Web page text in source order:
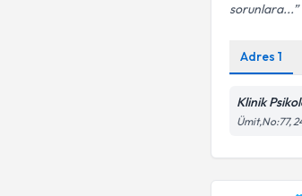
sorunlara...
Adres1
Klinik
Ümit,No:77,